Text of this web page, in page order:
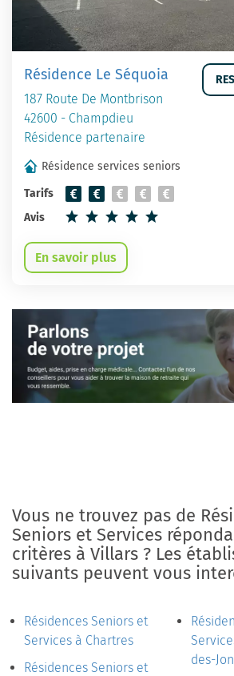
Résidence Le Séquoia
187 Route De Montbrison
42600 - Champdieu
Résidence partenaire
Résidence services seniors
Tarifs
Avis
En savoir plus
Vous ne trouvez pas de
Seniors et Services
critères à Villars ? Les
suivants peuvent vous
Résidences Seniors et
Services à Chartres
Résidences Seniors et
des-